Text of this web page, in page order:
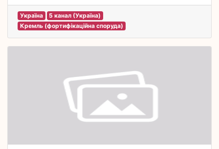
Україна
5 канал (Україна)
Кремль (фортифікаційна споруда)